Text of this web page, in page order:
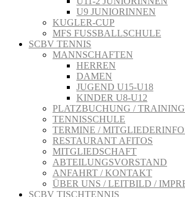
U9 JUNIORINNEN
KUGLER-CUP
MFS FUSSBALLSCHULE
SCBV TENNIS
MANNSCHAFTEN
HERREN
DAMEN
JUGEND U15-U18
KINDER U8-U12
PLATZBUCHUNG /
TENNISSCHULE
TERMINE /
RESTAURANT AFITOS
MITGLIEDSCHAFT
ABTEILUNGSVORSTAND
ANFAHRT / KONTAKT
ÜBER UNS / LEITBILD /
SCBV TISCHTENNIS